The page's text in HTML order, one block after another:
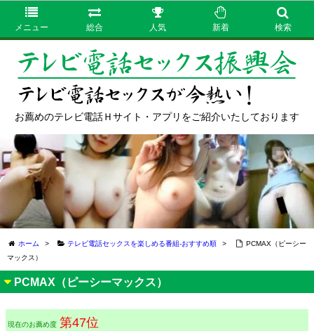
メニュー 総合 人気 新着 検索
お薦めのテレビ電話Ｈサイト・アプリをご紹介いたしております
ホーム > テレビ電話セックスを楽しめる番組-おすすめ順 >
PCMAX（ピーシー
マックス）
PCMAX（ピーシーマックス）
現在のお薦め度 第47位